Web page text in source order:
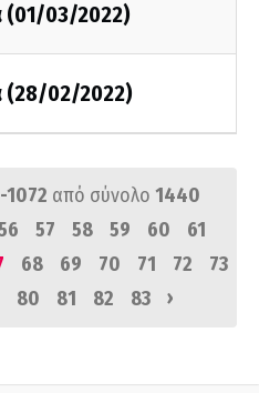
(01/03/2022)
(28/02/2022)
1072 από σύνολο 1440
57 58 59 60
61
68 69 70 71 72
73
80 81 82 83 ›